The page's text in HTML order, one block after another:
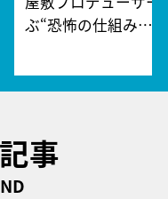
ぶ“恐怖の仕組み…
事